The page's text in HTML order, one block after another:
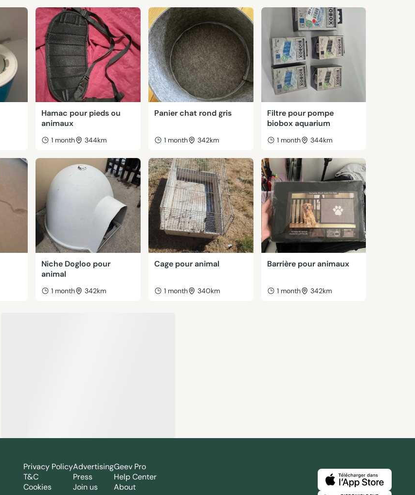
Hamac pour pieds ou
animaux
1 month 344km
Panier chat rond gris
1 month 342km
Filtre pour pompe
biobox aquarium
1 month 344km
Niche Dogloo pour
animal
1 month 342km
Cage pour animal
1 month 340km
Barrière pour animaux
1 month 342km
Privacy Policy
T&C
Cookies
Advertising
Press
Join us
Geev Pro
Help Center
About